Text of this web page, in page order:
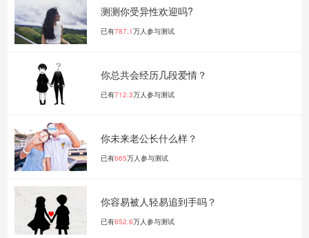
测测你受异性欢迎吗?
已有787.1万人参与测试
你总共会经历几段爱情？
已有712.3万人参与测试
你未来老公长什么样？
已有665万人参与测试
你容易被人轻易追到手吗？
已有652.6万人参与测试